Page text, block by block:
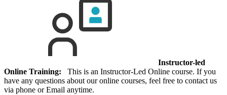
Instructor-led
Online Training: This is an Instructor-Led Online course. If you
have any questions about our online courses, feel free to contact us
via phone or Email anytime.